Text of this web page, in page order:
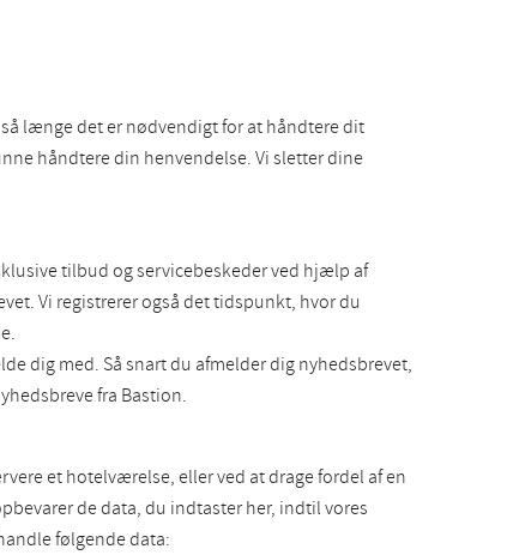
længe det er nødvendigt for at håndtere dit
håndtere din henvendelse. Vi sletter dine
tilbud og servicebeskeder ved hjælp af
Vi registrerer også det tidspunkt, hvor du
dig med. Så snart du afmelder dig nyhedsbrevet,
fra Bastion.
et hotelværelse, eller ved at drage fordel af en
de data, du indtaster her, indtil vores
følgende data: